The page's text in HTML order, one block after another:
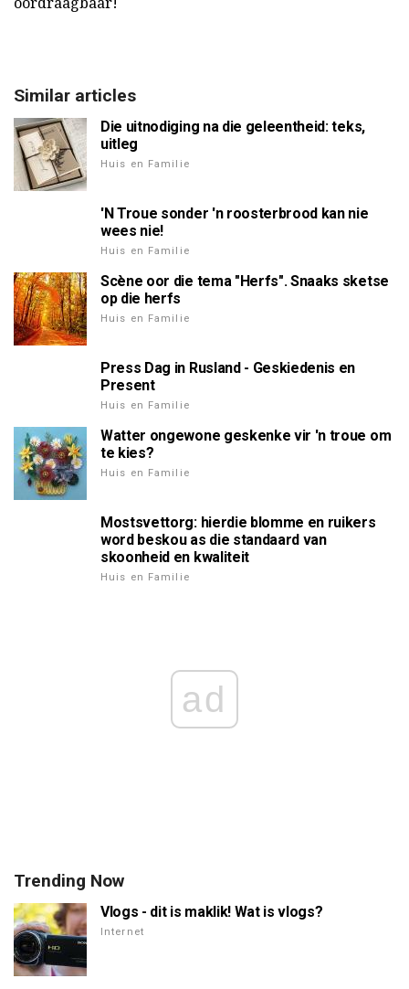
Similar articles
Die uitnodiging na die geleentheid: teks,
uitleg
Huis en Familie
'N Troue sonder 'n roosterbrood kan nie
wees nie!
Huis en Familie
Scène oor die tema "Herfs". Snaaks sketse
op die herfs
Huis en Familie
Press Dag in Rusland - Geskiedenis en
Present
Huis en Familie
Watter ongewone geskenke vir 'n troue om
te kies?
Huis en Familie
Mostsvettorg: hierdie blomme en ruikers
word beskou as die standaard van
skoonheid en kwaliteit
Huis en Familie
ad
Trending Now
Vlogs - dit is maklik! Wat is vlogs?
Internet